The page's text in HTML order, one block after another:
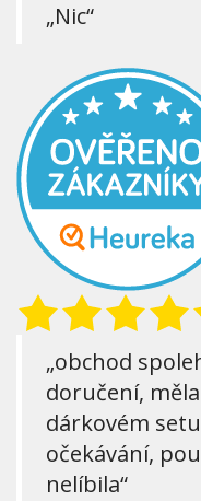
„Nic“
„obchod
doručení,
dárkovém
očekávání,
nelíbila“